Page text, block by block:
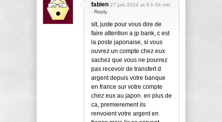
fabien 27 juin 2014 at 9 h 04 min
- Reply
slt, juste pour vous dire de
faire attention a jp bank, c est
la poste japonaise, si vous
ouvrez un compte chez eux
sachez que vous ne pourrez
pas recevoir de transfert d
argent depuis votre banque
en france sur votre compte
chez eux au japon. en plus de
ca, premierement ils
renvoient votre argent en